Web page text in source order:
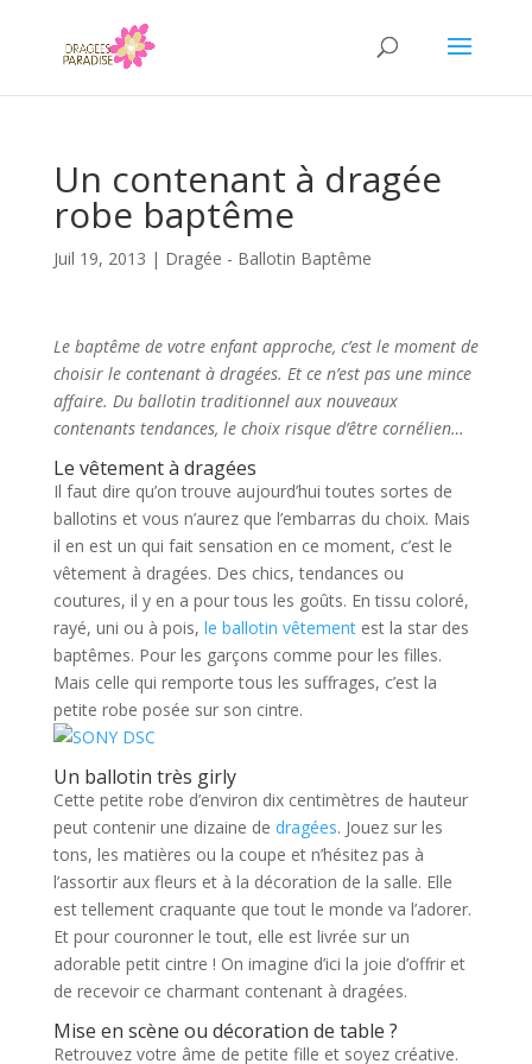
Un contenant à dragée
robe baptême
Juil 19, 2013 | Dragée - Ballotin Baptême
Le baptême de votre enfant approche, c’est le moment de
choisir le contenant à dragées. Et ce n’est pas une mince
affaire. Du ballotin traditionnel aux nouveaux
contenants tendances, le choix risque d’être cornélien…
Le vêtement à dragées
Il faut dire qu’on trouve aujourd’hui toutes sortes de
ballotins et vous n’aurez que l’embarras du choix. Mais
il en est un qui fait sensation en ce moment, c’est le
vêtement à dragées. Des chics, tendances ou
coutures, il y en a pour tous les goûts. En tissu coloré,
rayé, uni ou à pois, le ballotin vêtementest la star des
baptêmes. Pour les garçons comme pour les filles.
Mais celle qui remporte tous les suffrages, c’est la
petite robe posée sur son cintre.
Un ballotin très girly
Cette petite robe d’environ dix centimètres de hauteur
peut contenir une dizaine de dragées. Jouez sur les
tons, les matières ou la coupe et n’hésitez pas à
l’assortir aux fleurs et à la décoration de la salle. Elle
est tellement craquante que tout le monde va l’adorer.
Et pour couronner le tout, elle est livrée sur un
adorable petit cintre ! On imagine d’ici la joie d’offrir et
de recevoir ce charmant contenant à dragées.
Mise en scène ou décoration de table ?
Retrouvez votre âme de petite fille et soyez créative.